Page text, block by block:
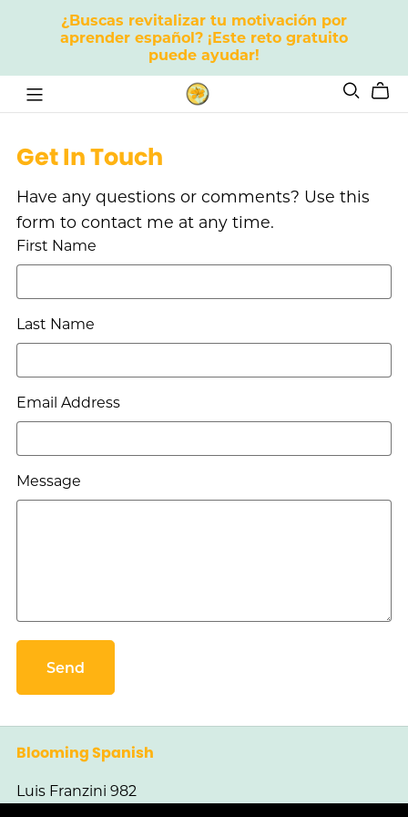
¿Buscas revitalizar tu motivación por
aprender español? ¡Este reto gratuito
puede ayudar!
Get In Touch
Have any questions or comments? Use this
form to contact me at any time.
First Name
Last Name
Email Address
Message
Send
Blooming Spanish
Luis Franzini 982